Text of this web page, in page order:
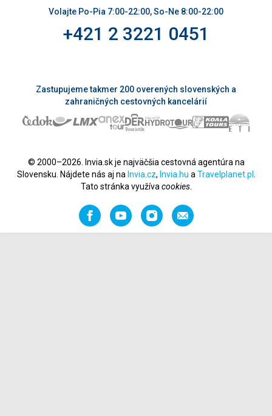
Volajte Po-Pia 7:00-22:00, So-Ne 8:00-22:00
+421 2 3221 0451
Zastupujeme takmer 200 overených slovenských a
zahraničných cestovných kancelárií
© 2000–2026. Invia.sk je najväčšia cestovná agentúra na
Slovensku. Nájdete nás aj na Invia.cz, Invia.hu a Travelplanet.pl
Tato stránka využíva cookies.
FacebookYouTubeInstagramOdporučiť